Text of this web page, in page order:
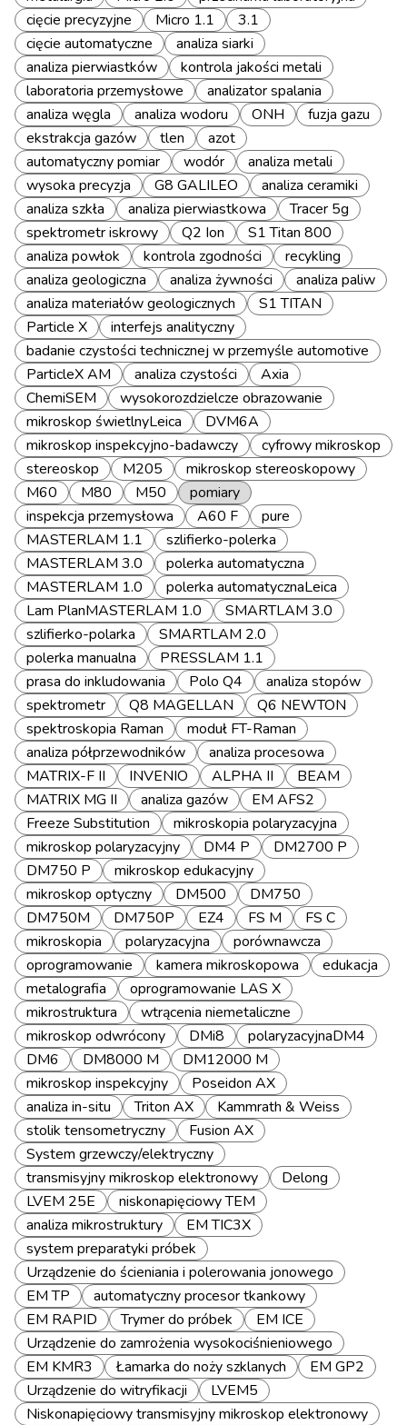
cięcie precyzyjne
Micro 1.1
3.1
cięcie automatyczne
analiza siarki
analiza pierwiastków
kontrola jakości metali
laboratoria przemysłowe
analizator spalania
analiza węgla
analiza wodoru ONH
fuzja gazu
ekstrakcja gazów
tlen
azot
automatyczny pomiar
wodór
analiza metali
wysoka precyzja
G8 GALILEO
analiza ceramiki
analiza szkła
analiza pierwiastkowa
Tracer 5g
spektrometr iskrowy
Q2 Ion
S1 Titan 800
analiza powłok
kontrola zgodności
recykling
analiza geologiczna
analiza żywności
analiza paliw
analiza materiałów geologicznych
S1 TITAN
Particle X
interfejs analityczny
badanie czystości technicznej w przemyśle automotive
ParticleX AM
analiza czystości
Axia
ChemiSEM
wysokorozdzielcze obrazowanie
mikroskop świetlnyLeica
DVM6A
mikroskop inspekcyjno-badawczy
cyfrowy mikroskop
stereoskop
M205
mikroskop stereoskopowy
M60
M80 M50
pomiary
inspekcja przemysłowa
A60 F
pure
MASTERLAM 1.1
szlifierko-polerka
MASTERLAM 3.0
polerka automatyczna
MASTERLAM 1.0
polerka automatycznaLeica
Lam PlanMASTERLAM 1.0
SMARTLAM 3.0
szlifierko-polarka
SMARTLAM 2.0
polerka manualna
PRESSLAM 1.1
prasa do inkludowania
Polo Q4
analiza stopów
spektrometr
Q8 MAGELLAN
Q6 NEWTON
spektroskopia Raman
moduł FT-Raman
analiza półprzewodników
analiza procesowa
MATRIX-F II
INVENIO ALPHA II
BEAM
MATRIX MG II
analiza gazów
EM AFS2
Freeze Substitution
mikroskopia polaryzacyjna
mikroskop polaryzacyjny
DM4 P
DM2700 P
DM750 P
mikroskop edukacyjny
mikroskop optyczny
DM500
DM750
DM750M
DM750P EZ4 FS M
FS C
mikroskopia
polaryzacyjna
porównawcza
oprogramowanie
kamera mikroskopowa
edukacja
metalografia
oprogramowanie LAS X
mikrostruktura
wtrącenia niemetaliczne
mikroskop odwrócony
DMi8
polaryzacyjnaDM4
DM6
DM8000 M
DM12000 M
mikroskop inspekcyjny
Poseidon AX
analiza in-situ
Triton AX
Kammrath & Weiss
stolik tensometryczny
Fusion AX
System grzewczy/elektryczny
transmisyjny mikroskop elektronowy
Delong
LVEM 25E
niskonapięciowy TEM
analiza mikrostruktury
EM TIC3X
system preparatyki próbek
Urządzenie do ścieniania i polerowania jonowego
EM TP
automatyczny procesor tkankowy
EM RAPID
Trymer do próbek
EM ICE
Urządzenie do zamrożenia wysokociśnieniowego
EM KMR3
Łamarka do noży szklanych
EM GP2
Urządzenie do witryfikacji
LVEM5
Niskonapięciowy transmisyjny mikroskop elektronowy